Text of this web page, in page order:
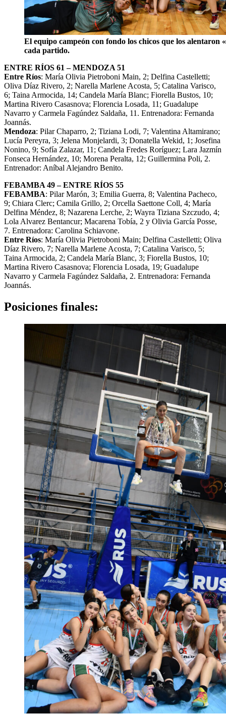
El equipo campeón con fondo los chicos que los alentaron
cada partido.
ENTRE RÍOS 61 – MENDOZA 51
Entre Ríos: María Olivia Pietroboni Main, 2; Delfina Castelletti;
Oliva Díaz Rivero, 2; Narella Marlene Acosta, 5; Catalina Varisco,
6; Taina Armocida, 14; Candela María Blanc; Fiorella Bustos, 10;
Martina Rivero Casasnova; Florencia Losada, 11; Guadalupe
Navarro y Carmela Fagúndez Saldaña, 11. Entrenadora: Fernanda
Joannás.
Mendoza: Pilar Chaparro, 2; Tiziana Lodi, 7; Valentina Altamirano;
Lucía Pereyra, 3; Jelena Monjelardi, 3; Donatella Wekid, 1; Josefina
Nonino, 9; Sofía Zalazar, 11; Candela Fredes Roríguez; Lara Jazmín
Fonseca Hernández, 10; Morena Peralta, 12; Guillermina Poli, 2.
Entrenador: Aníbal Alejandro Benito.
FEBAMBA 49 – ENTRE RÍOS 55
FEBAMBA: Pilar Marón, 3; Emilia Guerra, 8; Valentina Pacheco,
9; Chiara Clerc; Camila Grillo, 2; Orcella Saettone Coll, 4; María
Delfina Méndez, 8; Nazarena Lerche, 2; Wayra Tiziana Szczudo, 4;
Lola Alvarez Bentancur; Macarena Tobía, 2 y Olivia García Posse,
7. Entrenadora: Carolina Schiavone.
Entre Ríos: María Olivia Pietroboni Main; Delfina Castelletti; Oliva
Díaz Rivero, 7; Narella Marlene Acosta, 7; Catalina Varisco, 5;
Taina Armocida, 2; Candela María Blanc, 3; Fiorella Bustos, 10;
Martina Rivero Casasnova; Florencia Losada, 19; Guadalupe
Navarro y Carmela Fagúndez Saldaña, 2. Entrenadora: Fernanda
Joannás.
Posiciones finales: